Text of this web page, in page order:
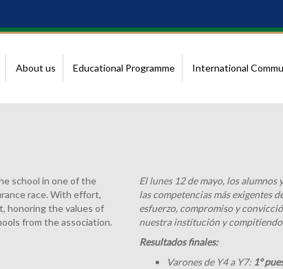
About us Educational Programme International
school in one of the
race. With effort,
honoring the values of
from the association.
El lunes 12 de mayo, los
las competencias más exigentes
esfuerzo, compromiso y
nuestra institución y
Resultados finales:
Varones de Y4 a Y7: 1º